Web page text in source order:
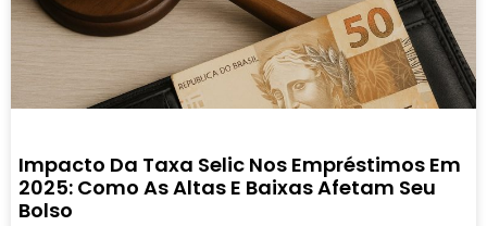
Impacto Da Taxa Selic Nos Empréstimos Em
2025: Como As Altas E Baixas Afetam Seu
Bolso